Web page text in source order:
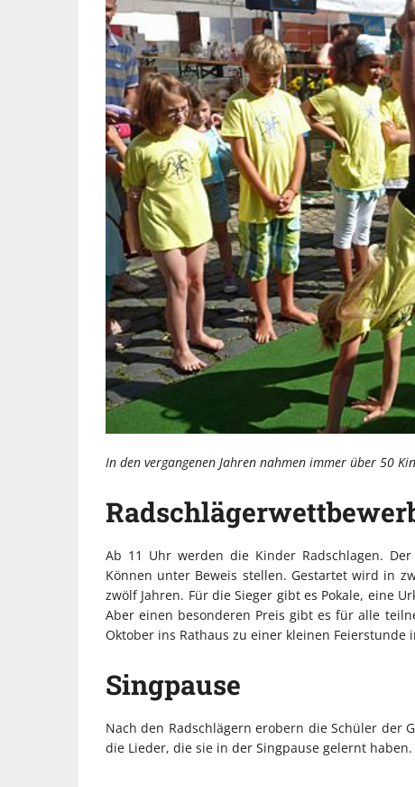
In den vergangenen Jahren nahmen immer über 50
Ab 11 Uhr werden die Kinder Radschlagen.
Können unter Beweis stellen. Gestartet wird in
zwölf Jahren. Für die Sieger gibt es Pokale, eine
Aber einen besonderen Preis gibt es für alle
Oktober ins Rathaus zu einer kleinen Feierstunde
Singpause
Nach den Radschlägern erobern die Schüler der
die Lieder, die sie in der Singpause gelernt haben.